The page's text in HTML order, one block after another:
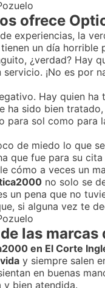
ofrece
experiencias, la
un día
¿verdad? Hay
¡No es por
Hay quien
ha sido bien
para sol como para
de miedo lo que
que fue para su
cómo a veces un
no solo se
un pena que no
si alguna vez te
las
en El Corte
y siempre salen
en buenas
y bien atendida.